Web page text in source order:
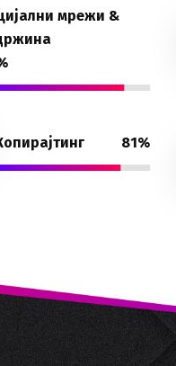
мрежи &
81%